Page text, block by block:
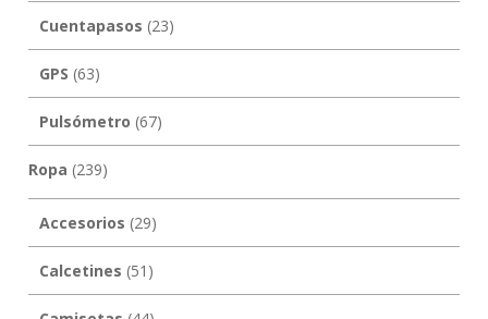
Cuentapasos (23)
GPS (63)
Pulsómetro (67)
Ropa (239)
Accesorios (29)
Calcetines (51)